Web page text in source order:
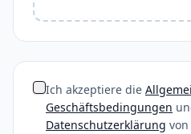
Ich akzeptiere die
Geschäftsbedingungen
Datenschutzerklärung